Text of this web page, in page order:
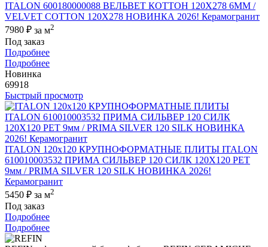
ITALON 600180000088 ВЕЛЬВЕТ КОТТОН 120X278 6ММ /
VELVET COTTON 120X278 НОВИНКА 2026! Керамогранит
7980 ₽ за м2
Под заказ
Подробнее
Подробнее
Новинка
69918
Быстрый просмотр
ITALON 120x120 КРУПНОФОРМАТНЫЕ ПЛИТЫ ITALON
610010003532 ПРИМА СИЛЬВЕР 120 СИЛК 120Х120 РЕТ
9мм / PRIMA SILVER 120 SILK НОВИНКА 2026!
Керамогранит
5450 ₽ за м2
Под заказ
Подробнее
Подробнее